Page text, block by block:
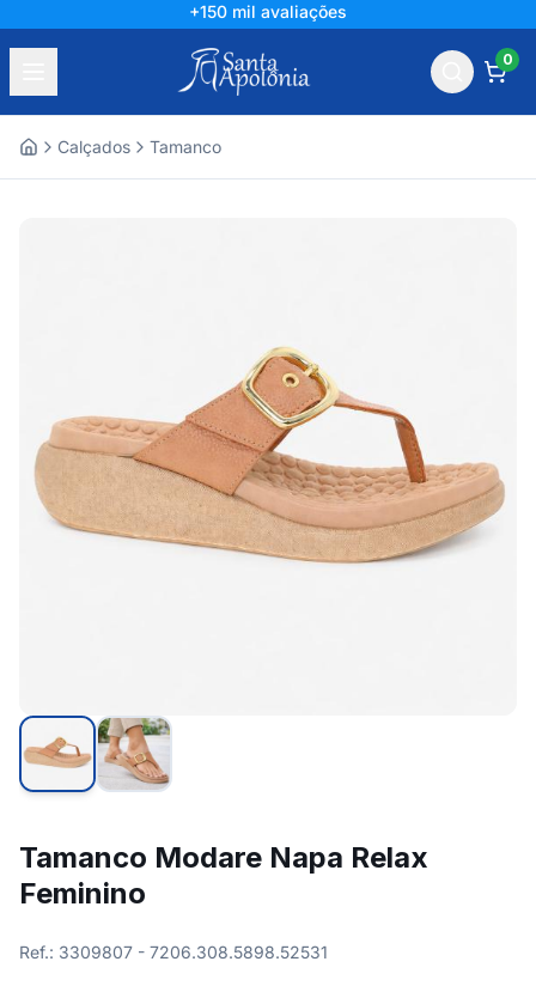
+150 mil avaliações
0
Calçados Tamanco
Tamanco Modare Napa Relax
Feminino
Ref.: 3309807 - 7206.308.5898.52531